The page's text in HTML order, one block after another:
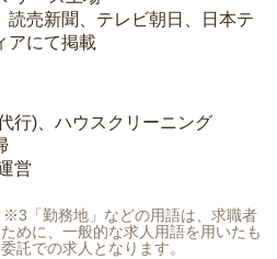
読売新聞、テレビ朝日、日本テ
アにて掲載
行)、ハウスクリーニング
営
「勤務地」などの用語は、求職者
めに、一般的な求人用語を用いたも
託での求人となります。